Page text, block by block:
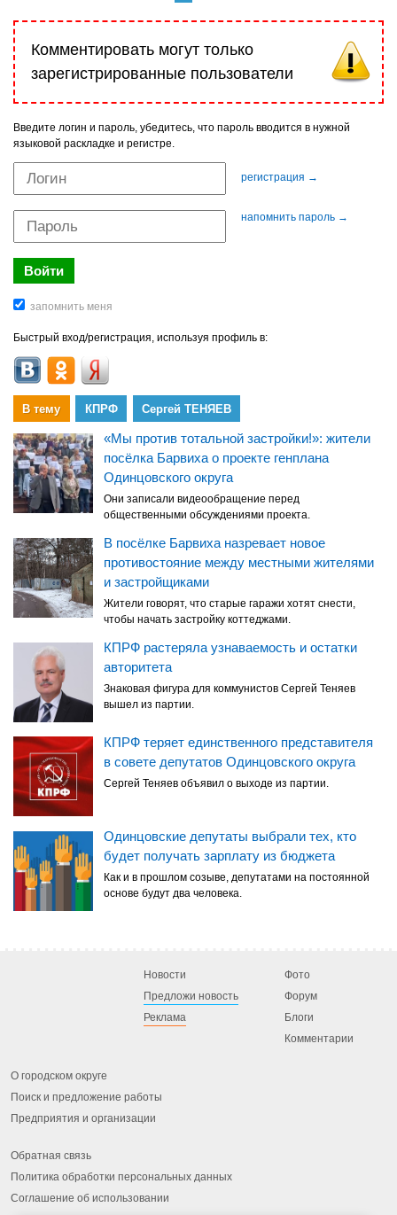
Комментировать могут только
зарегистрированные пользователи
Введите логин и пароль, убедитесь, что пароль вводится в нужной
языковой раскладке и регистре.
регистрация →
напомнить пароль →
Быстрый вход/регистрация, используя профиль в:
В тему КПРФ Сергей ТЕНЯЕВ
«Мы против тотальной застройки!»: жители
посёлка Барвиха о проекте генплана
Одинцовского округа
Они записали видеообращение перед
общественными обсуждениями проекта.
В посёлке Барвиха назревает новое
противостояние между местными жителями
и застройщиками
Жители говорят, что старые гаражи хотят снести,
чтобы начать застройку коттеджами.
КПРФ растеряла узнаваемость и остатки
авторитета
Знаковая фигура для коммунистов Сергей Теняев
вышел из партии.
КПРФ теряет единственного представителя
в совете депутатов Одинцовского округа
Сергей Теняев объявил о выходе из партии.
Одинцовские депутаты выбрали тех, кто
будет получать зарплату из бюджета
Как и в прошлом созыве, депутатами на постоянной
основе будут два человека.
Новости
Предложи новость
Реклама
Фото
Форум
Блоги
Комментарии
О городском округе
Поиск и предложение работы
Предприятия и организации
Обратная связь
Политика обработки персональных данных
Соглашение об использовании